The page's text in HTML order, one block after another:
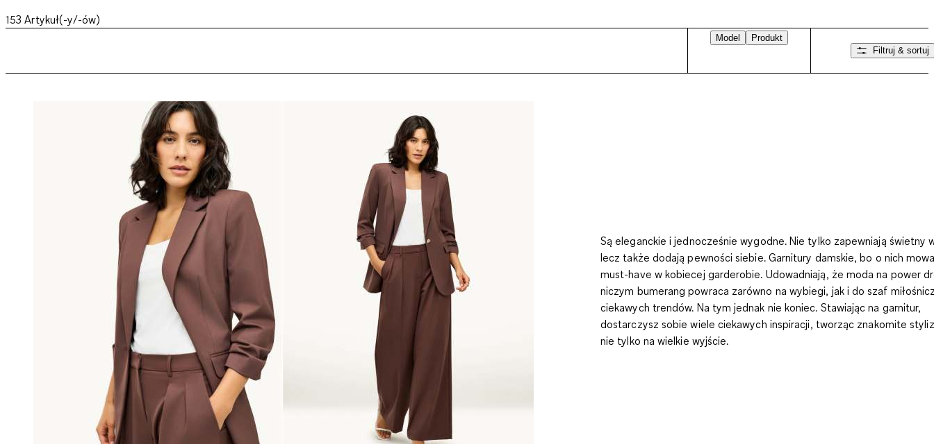
153 Artykuł(-y/-ów)
Model
Produkt
Filtruj & sortuj
Są eleganckie i jednocześnie wygodne. Nie tylko zapewniają świetny
lecz także dodają pewności siebie. Garnitury damskie, bo o nich
must-have w kobiecej garderobie. Udowadniają, że moda na power
niczym bumerang powraca zarówno na wybiegi, jak i do szaf
ciekawych trendów. Na tym jednak nie koniec. Stawiając na garnitur,
dostarczysz sobie wiele ciekawych inspiracji, tworząc znakomite
nie tylko na wielkie wyjście.